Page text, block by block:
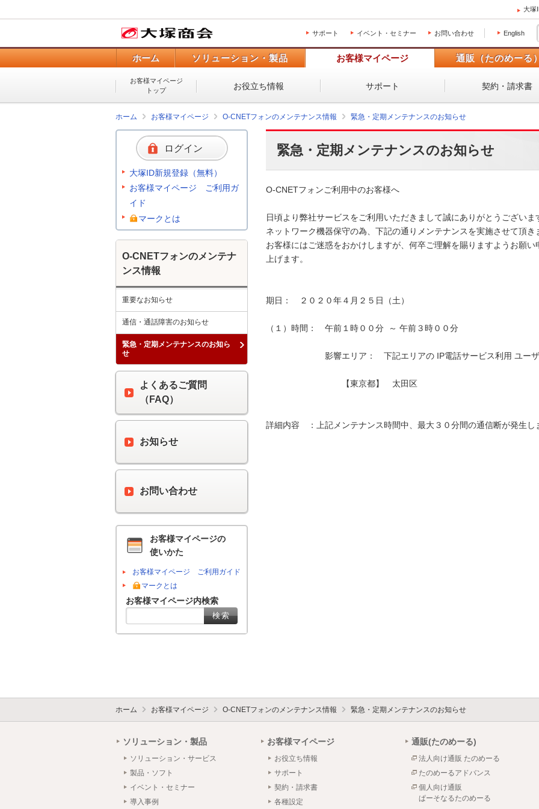
大塚
サポート イベント・セミナー お問い合わせ English
ホーム ソリューション・製品 お客様マイページ 通販（たのめーる）
お客様マイページ
トップ
お役立ち情報 サポート 契約・請求書
ホーム お客様マイページ O-CNETフォンのメンテナンス情報 緊急・定期メンテナンスのお知らせ
緊急・定期メンテナンスのお知らせ
O-CNETフォンご利用中のお客様へ
日頃より弊社サービスをご利用いただきまして誠にありがとうございま
ネットワーク機器保守の為、下記の通りメンテナンスを実施させて頂き
お客様にはご迷惑をおかけしますが、何卒ご理解を賜りますようお願い
上げます。
期日：　２０２０年４月２５日（土）
（１）時間：　午前１時００分  ～ 午前３時００分
影響エリア：　下記エリアの IP電話サービス利用 ユー
【東京都】　太田区
詳細内容　：上記メンテナンス時間中、最大３０分間の通信断が発生し
ログイン
大塚ID新規登録（無料）
お客様マイページ ご利用ガ
イド
マークとは
O-CNETフォンのメンテナ
ンス情報
重要なお知らせ
通信・通話障害のお知らせ
緊急・定期メンテナンスのお知ら
せ
よくあるご質問
（FAQ）
お知らせ
お問い合わせ
お客様マイページの
使いかた
お客様マイページ ご利用ガイド
マークとは
お客様マイページ内検索
ホーム お客様マイページ O-CNETフォンのメンテナンス情報 緊急・定期メンテナンスのお知らせ
ソリューション・製品
ソリューション・サービス
製品・ソフト
イベント・セミナー
導入事例
お客様マイページ
お役立ち情報
サポート
契約・請求書
各種設定
通販(たのめーる)
法人向け通販 たのめーる
たのめーるアドバンス
個人向け通販
ぱーそなるたのめーる